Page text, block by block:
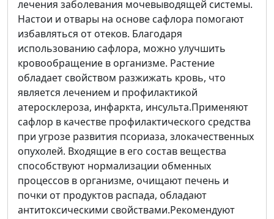
лечения заболевания мочевыводящей системы.
Настои и отвары на основе сафлора помогают
избавляться от отеков. Благодаря
использованию сафлора, можно улучшить
кровообращение в организме. Растение
обладает свойством разжижать кровь, что
является лечением и профилактикой
атеросклероза, инфаркта, инсульта.Применяют
сафлор в качестве профилактического средства
при угрозе развития псориаза, злокачественных
опухолей. Входящие в его состав вещества
способствуют нормализации обменных
процессов в организме, очищают печень и
почки от продуктов распада, обладают
антитоксическими свойствами.Рекомендуют